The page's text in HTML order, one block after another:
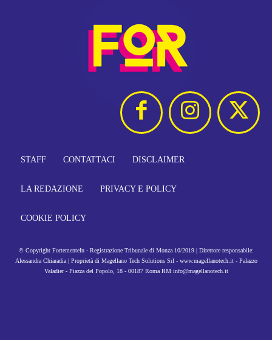
STAFF CONTATTACI DISCLAIMER
LA REDAZIONE PRIVACY E POLICY
COOKIE POLICY
© Copyright FortementeIn - Registrazione Tribunale di Monza 10/2019 | Direttore responsabile:
Alessandra Chiaradia | Proprietà di Magellano Tech Solutions Srl - www.magellanotech.it - Palazzo
Valadier - Piazza del Popolo, 18 - 00187 Roma RM info@magellanotech.it